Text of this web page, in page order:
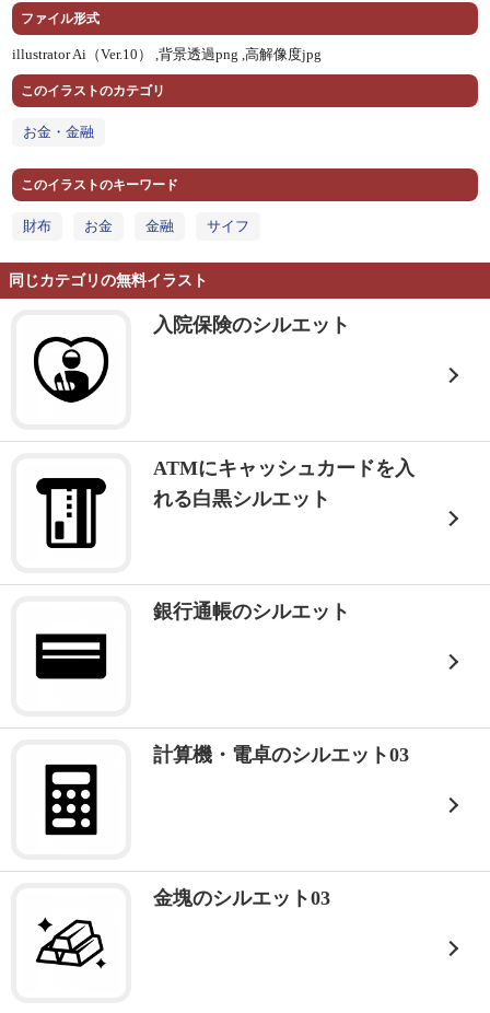
ファイル形式
illustrator Ai（Ver.10） ,背景透過png ,高解像度jpg
このイラストのカテゴリ
お金・金融
このイラストのキーワード
財布 お金 金融 サイフ
同じカテゴリの無料イラスト
入院保険のシルエット
ATMにキャッシュカードを入
れる白黒シルエット
銀行通帳のシルエット
計算機・電卓のシルエット03
金塊のシルエット03